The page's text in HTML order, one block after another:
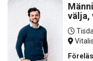
välja,